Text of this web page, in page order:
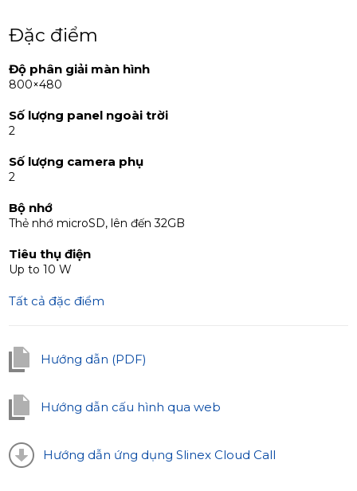
Tương thích thiết bị
Video intercom SL-07IP hoàn toàn tương thích với hầu
hết các bảng điều khiển ngoài trời analog hỗ trợ chuẩn
PAL/NTSC cũng như tất cả các camera giám sát analog.
Bộ sản phẩm bao gồm
Video intercom – 1 cái
Dây kết nối – 5 cái
Hướng dẫn sử dụng – 1 cái
Đặc điểm
Độ phân giải màn hình
800×480
Số lượng panel ngoài trời
2
Số lượng camera phụ
2
Bộ nhớ
Thẻ nhớ microSD, lên đến 32GB
Tiêu thụ điện
Up to 10 W
Tất cả đặc điểm
Hướng dẫn (PDF)
Hướng dẫn cấu hình qua web
Hướng dẫn ứng dụng Slinex Cloud Call